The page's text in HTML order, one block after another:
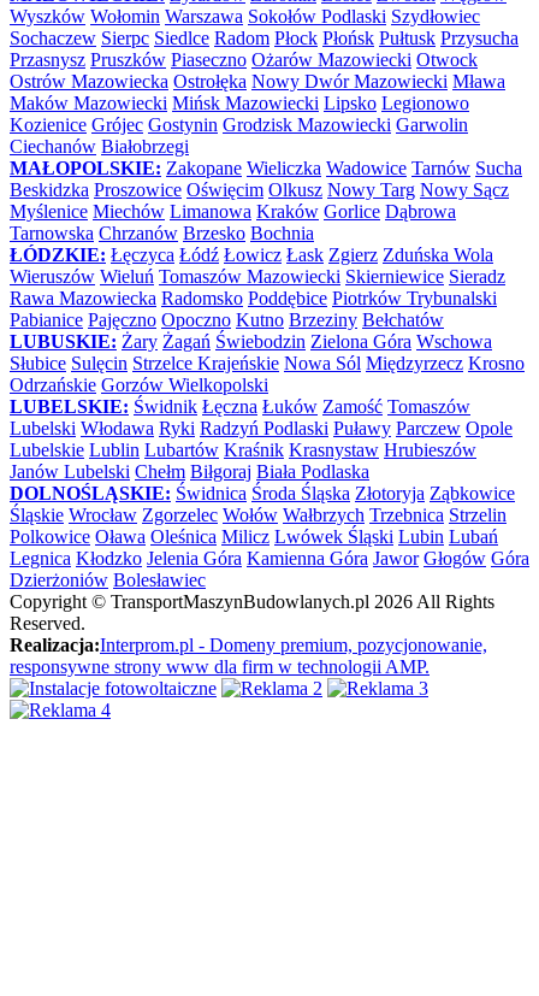
Wyszków Wołomin Warszawa Sokołów Podlaski Szydłowiec
Sochaczew Sierpc Siedlce Radom Płock Płońsk Pułtusk Przysucha
Przasnysz Pruszków Piaseczno Ożarów Mazowiecki Otwock
Ostrów Mazowiecka Ostrołęka Nowy Dwór Mazowiecki Mława
Maków Mazowiecki Mińsk Mazowiecki Lipsko Legionowo
Kozienice Grójec Gostynin Grodzisk Mazowiecki Garwolin
Ciechanów Białobrzegi
MAŁOPOLSKIE: Zakopane Wieliczka Wadowice Tarnów Sucha
Beskidzka Proszowice Oświęcim Olkusz Nowy Targ Nowy Sącz
Myślenice Miechów Limanowa Kraków Gorlice Dąbrowa
Tarnowska Chrzanów Brzesko Bochnia
ŁÓDZKIE: Łęczyca Łódź Łowicz Łask Zgierz Zduńska Wola
Wieruszów Wieluń Tomaszów Mazowiecki Skierniewice Sieradz
Rawa Mazowiecka Radomsko Poddębice Piotrków Trybunalski
Pabianice Pajęczno Opoczno Kutno Brzeziny Bełchatów
LUBUSKIE: Żary Żagań Świebodzin Zielona Góra Wschowa
Słubice Sulęcin Strzelce Krajeńskie Nowa Sól Międzyrzecz Krosno
Odrzańskie Gorzów Wielkopolski
LUBELSKIE: Świdnik Łęczna Łuków Zamość Tomaszów
Lubelski Włodawa Ryki Radzyń Podlaski Puławy Parczew Opole
Lubelskie Lublin Lubartów Kraśnik Krasnystaw Hrubieszów
Janów Lubelski Chełm Biłgoraj Biała Podlaska
DOLNOŚLĄSKIE: Świdnica Środa Śląska Złotoryja Ząbkowice
Śląskie Wrocław Zgorzelec Wołów Wałbrzych Trzebnica Strzelin
Polkowice Oława Oleśnica Milicz Lwówek Śląski Lubin Lubań
Legnica Kłodzko Jelenia Góra Kamienna Góra Jawor Głogów Góra
Dzierżoniów Bolesławiec
Copyright © TransportMaszynBudowlanych.pl 2026 All Rights
Reserved.
Realizacja:Interprom.pl - Domeny premium, pozycjonowanie,
responsywne strony www dla firm w technologii AMP.